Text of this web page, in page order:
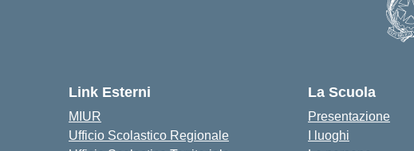
Link Esterni
MIUR
Ufficio Scolastico Regionale
La Scuola
Presentazione
I luoghi